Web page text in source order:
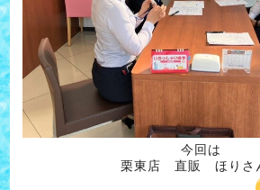
今回は
栗東店 直販 ほりさ